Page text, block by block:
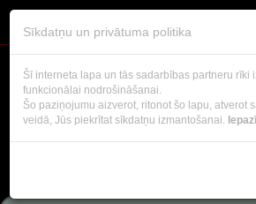
Sīkdatņu un privātuma politika
Šī interneta lapa un tās sadarbības partneru
funkcionālai nodrošināšanai.
Šo paziņojumu aizverot, ritonot šo lapu, atverot
veidā, Jūs piekrītat sīkdatņu izmantošanai.